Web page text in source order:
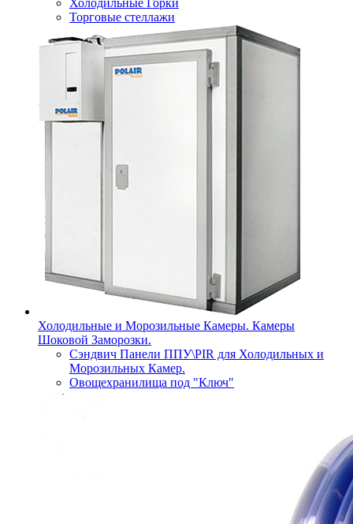
Холодильные Горки
Торговые стеллажи
Холодильные и Морозильные Камеры. Камеры
Шоковой Заморозки.
Сэндвич Панели ППУ\PIR для Холодильных и
Морозильных Камер.
Овощехранилища под "Ключ"